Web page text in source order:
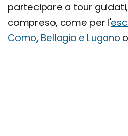
partecipare a tour
compreso, come per l'
Como, Bellagio e Lugano o